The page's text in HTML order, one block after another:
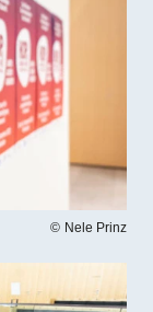
Nele Prinz